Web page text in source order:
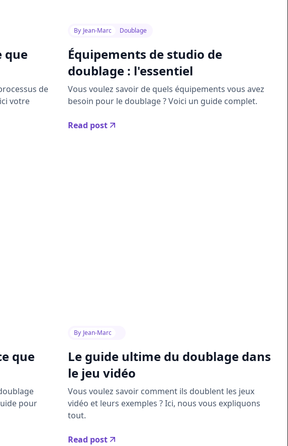
que
de
votre
By Jean-Marc Doublage
Équipements de studio de
doublage : l'essentiel
Vous voulez savoir de quels équipements vous avez
besoin pour le doublage ? Voici un guide complet.
Read post
que
pour
By Jean-Marc
Le guide ultime du doublage dans
le jeu vidéo
Vous voulez savoir comment ils doublent les jeux
vidéo et leurs exemples ? Ici, nous vous expliquons
tout.
Read post